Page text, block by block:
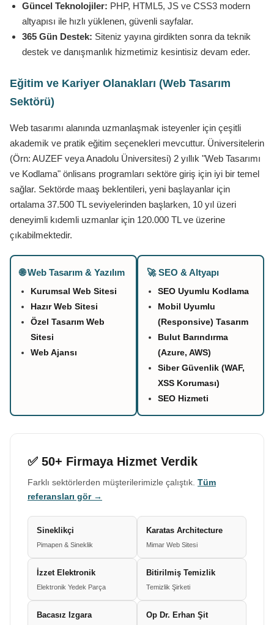
Güncel Teknolojiler: PHP, HTML5, JS ve CSS3 modern
altyapısı ile hızlı yüklenen, güvenli sayfalar.
365 Gün Destek: Siteniz yayına girdikten sonra da teknik
destek ve danışmanlık hizmetimiz kesintisiz devam eder.
Eğitim ve Kariyer Olanakları (Web Tasarım
Sektörü)
Web tasarımı alanında uzmanlaşmak isteyenler için çeşitli
akademik ve pratik eğitim seçenekleri mevcuttur. Üniversitelerin
(Örn: AUZEF veya Anadolu Üniversitesi) 2 yıllık "Web Tasarımı
ve Kodlama" önlisans programları sektöre giriş için iyi bir temel
sağlar. Sektörde maaş beklentileri, yeni başlayanlar için
ortalama 37.500 TL seviyelerinden başlarken, 10 yıl üzeri
deneyimli kıdemli uzmanlar için 120.000 TL ve üzerine
çıkabilmektedir.
🌐 Web Tasarım & Yazılım
Kurumsal Web Sitesi
Hazır Web Sitesi
Özel Tasarım Web
Sitesi
Web Ajansı
🚀 SEO & Altyapı
SEO Uyumlu Kodlama
Mobil Uyumlu
(Responsive) Tasarım
Bulut Barındırma
(Azure, AWS)
Siber Güvenlik (WAF,
XSS Koruması)
SEO Hizmeti
✅ 50+ Firmaya Hizmet Verdik
Farklı sektörlerden müşterilerimizle çalıştık. Tüm
referansları gör →
Sineklikçi
Pimapen & Sineklik
Karatas Architecture
Mimar Web Sitesi
İzzet Elektronik
Elektronik Yedek Parça
Bitirilmiş Temizlik
Temizlik Şirketi
Bacasız Izgara Op Dr. Erhan Şit